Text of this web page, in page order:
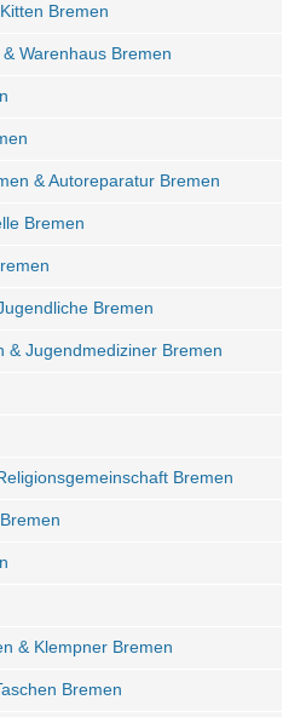
Bremen
Warenhaus Bremen
& Autoreparatur Bremen
Bremen
Bremen
& Jugendmediziner Bremen
Bremen
& Klempner Bremen
Bremen